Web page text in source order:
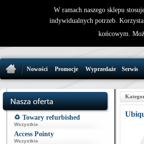
Nowości Promocje Wyprzedaże Serwis
♻️ Towary refurbished
Wszystkie
Access Pointy
Wszystkie
W ramach naszego sklepu
indywidualnych potrzeb.
końcowym.